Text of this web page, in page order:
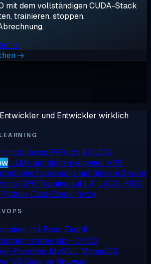
mit dem vollständigen CUDA-Stack
trainieren, stoppen.
→
→
und Entwickler wirklich
PyTorch & CUDA
LLMs auf deinem eigenen VPS
Notebooks auf deinem Server
GPU Training auf L4, L40S, H100
Python-Data-Stack, fertig
mit Root-Zugriff
Git + CI/CD
Postgres, MySQL, MongoDB
VS Code im Browser